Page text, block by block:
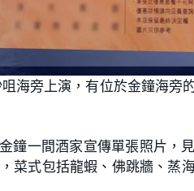
海旁上演，有位於金鐘海旁
鐘一間酒家宣傳單張照片，
菜式包括龍蝦、佛跳牆、蒸